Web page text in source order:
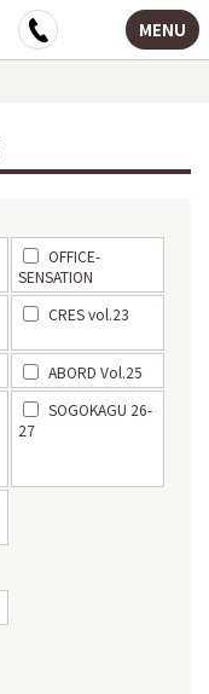
MENU
OFFICE-
SENSATION
CRES vol.23
ABORD Vol.25
SOGOKAGU 26-
27